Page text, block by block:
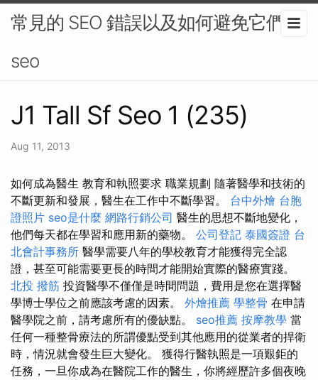
常見的 SEO 錯誤以及如何避免它們-
seo
J1 Tall Sf Seo 1 (235)
Aug 11, 2013
如何成為醫生 教育和執照要求 職業規劃 隨著醫學和技術的
不斷更新和發展，醫生在工作中不斷學習。 台中外燴 台胞
證照片 seo是什麼 網路行銷公司 醫生的思想不斷地變化，
他們每天都在學習和應用新的藥物。 公司登記 泰國簽證 台
北會計事務所 醫學需要八年的學校教育才能獲得完全認
證，甚至可能需要更長的時間才能開始實際的醫療實踐。
北投 撥筋 投資醫學不僅僅是時間問題，費用是您在選擇醫
學博士學位之前應該考慮的因素。 外燴推薦 學整骨 在申請
醫學院之前，請考慮所有的優缺點。 seo推薦 按摩教學 當
任何一種整骨療法的所謂優點受到其他應用的從業者的捍衛
時，情況就會發生巨大變化。 獲得行醫執照是一項艱鉅的
任務，一旦你成為在醫院工作的醫生，你將經歷許多個夜晚